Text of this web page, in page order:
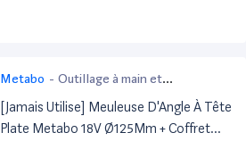
Metabo - Outillage à main et
électroportatif
[Jamais Utilise] Meuleuse D'Angle À Tête
Plate Metabo 18V Ø125Mm + Coffret